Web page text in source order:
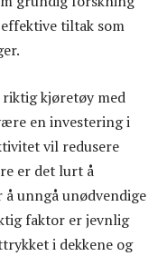
tiltak som
kjøretøy med
en investering i
vil redusere
er det lurt å
unngå unødvendige
faktor er jevnlig
i dekkene og